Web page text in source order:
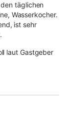
täglichen
Wasserkocher.
ist sehr
laut Gastgeber